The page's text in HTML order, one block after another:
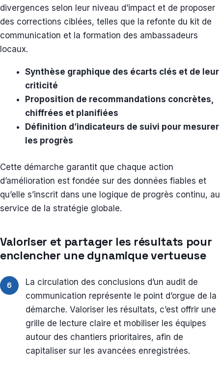
divergences selon leur niveau d’impact et de proposer
des corrections ciblées, telles que la refonte du kit de
communication et la formation des ambassadeurs
locaux.
Synthèse graphique des écarts clés et de leur
criticité
Proposition de recommandations concrètes,
chiffrées et planifiées
Définition d’indicateurs de suivi pour mesurer
les progrès
Cette démarche garantit que chaque action
d’amélioration est fondée sur des données fiables et
qu’elle s’inscrit dans une logique de progrès continu, au
service de la stratégie globale.
Valoriser et partager les résultats pour
enclencher une dynamique vertueuse
6
La circulation des conclusions d’un audit de
communication représente le point d’orgue de la
démarche. Valoriser les résultats, c’est offrir une
grille de lecture claire et mobiliser les équipes
autour des chantiers prioritaires, afin de
capitaliser sur les avancées enregistrées.